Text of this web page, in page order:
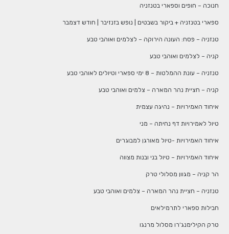
חנוכה – חופים וספארי בטנזניה
ספארי בטנזניה + ביקור בשבטים | נופש בזנזיבר | חודש דצמבר
טנזניה – פסח: העונה הירוקה – לצלמים ואוהבי טבע
קניה – לצלמים ואוהבי טבע
טנזניה – עונת ההמלטות – 8 ימי ספארי וטיולים לאוהבי טבע
קניה – חציית נהר המארה – צלמים ואוהבי טבע
איחוד האמירויות – נהיגה עצמית
טיול לאמירויות דף נחיתה – מני
איחוד האמירויות -טיול מאורגן למבוגרים
איחוד האמירויות – טיול בני ובנות מצווה
הר קניה – מגוון מסלולי טרק
טנזניה – חציית נהר המארה – צלמים ואוהבי טבע
חבילות ספארי לתרמילאים
טרק הקילימנג’רו מסלול מרנגו